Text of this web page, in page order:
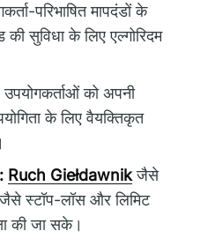
परिभाषित मापदंडों के
सुविधा के लिए एल्गोरिदम
उपयोगकर्ताओं को अपनी
के लिए वैयक्तिकृत
Ruch Giełdawnikजैसे
जैसे स्टॉप-लॉस और लिमिट
की जा सके।